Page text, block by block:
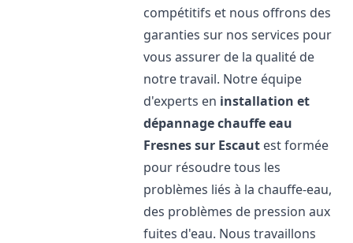
compétitifs et nous offrons des
garanties sur nos services pour
vous assurer de la qualité de
notre travail. Notre équipe
d'experts en installation et
dépannage chauffe eau
Fresnes sur Escaut est formée
pour résoudre tous les
problèmes liés à la chauffe-eau,
des problèmes de pression aux
fuites d'eau. Nous travaillons